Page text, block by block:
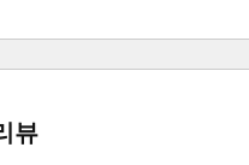
뷰